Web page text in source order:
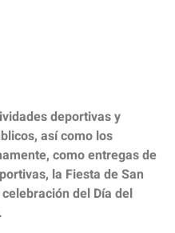
deportivas y
así como los
como entregas de
la Fiesta de San
del Día del